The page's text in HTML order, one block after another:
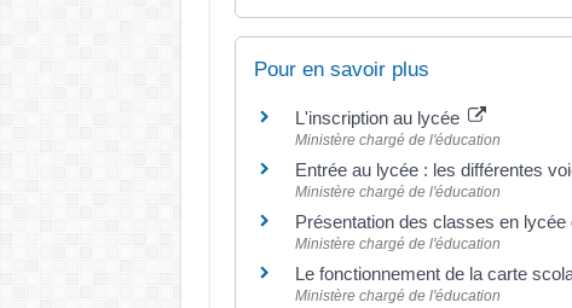
Pour en savoir plus
L'inscription au lycée
Ministère chargé de l'éducation
Entrée au lycée : les différentes
Ministère chargé de l'éducation
Présentation des classes en lycée
Ministère chargé de l'éducation
Le fonctionnement de la carte
Ministère chargé de l'éducation